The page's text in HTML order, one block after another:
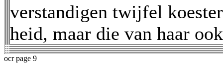
verstandigen twijfel
heid, maar die van haar
ocr page 9